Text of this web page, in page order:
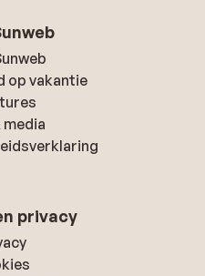
op vakantie
media
privacy